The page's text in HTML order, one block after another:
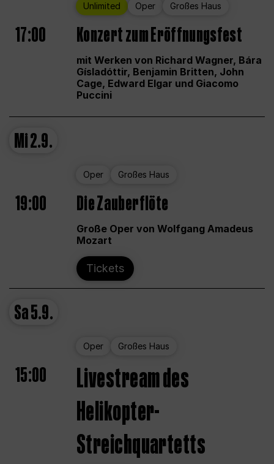
Unlimited Oper Großes Haus
17:00 Konzert zum Eröffnungsfest
mit Werken von Richard Wagner, Bára
Gísladóttir, Benjamin Britten, John
Cage, Edward Elgar und Giacomo
Puccini
Mi2.9.
Oper Großes Haus
19:00 Die Zauberflöte
Große Oper von Wolfgang Amadeus
Mozart
Tickets
Sa5.9.
Oper Großes Haus
15:00
Livestream des
Helikopter-
Streichquartetts